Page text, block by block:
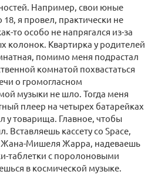
Например, свои юные
18, я провел, практически не
то особо не напрягался из-за
колонок. Квартирка у родителей
помимо меня подрастал
комнатой похвастаться
о громогласном
музыки не шло. Тогда меня
плеер на четырех батарейках
у товарища. Главное, чтобы
Вставляешь кассету со Space,
Жана-Мишеля Жарра, надеваешь
таблетки с поролоновыми
в космической музыке.